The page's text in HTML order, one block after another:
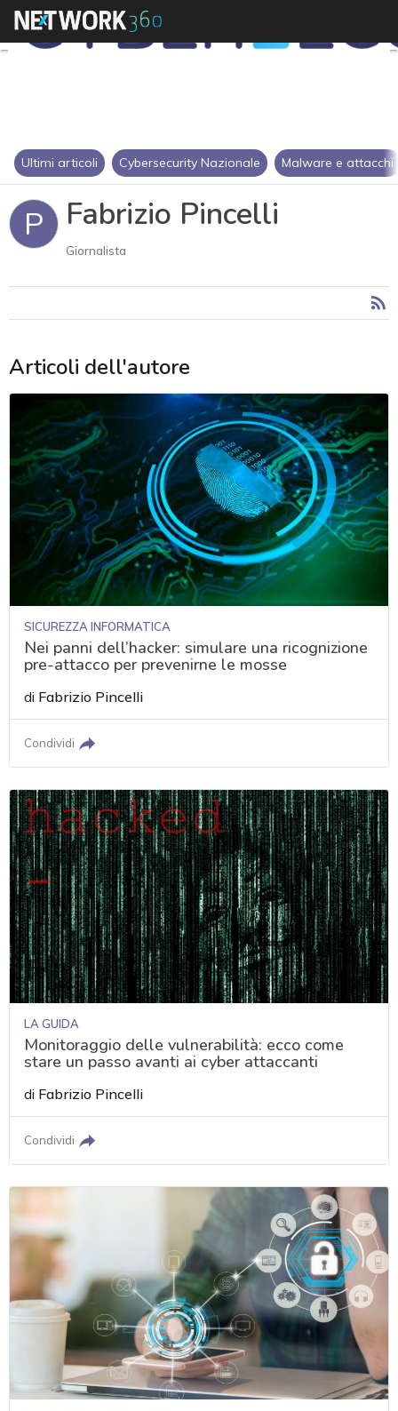
Ultimi articoli Cybersecurity Nazionale Malware e attacchi
P Fabrizio Pincelli
Giornalista
Articoli dell'autore
SICUREZZA INFORMATICA
Nei panni dell’hacker: simulare una ricognizione
pre-attacco per prevenirne le mosse
di Fabrizio Pincelli
Condividi
LA GUIDA
Monitoraggio delle vulnerabilità: ecco come
stare un passo avanti ai cyber attaccanti
di Fabrizio Pincelli
Condividi